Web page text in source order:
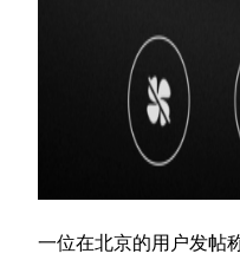
一位在北京的用户发帖